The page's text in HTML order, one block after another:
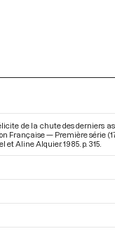
de la chute des derniers
Française — Première série
et Aline Alquier. 1985. p. 315.